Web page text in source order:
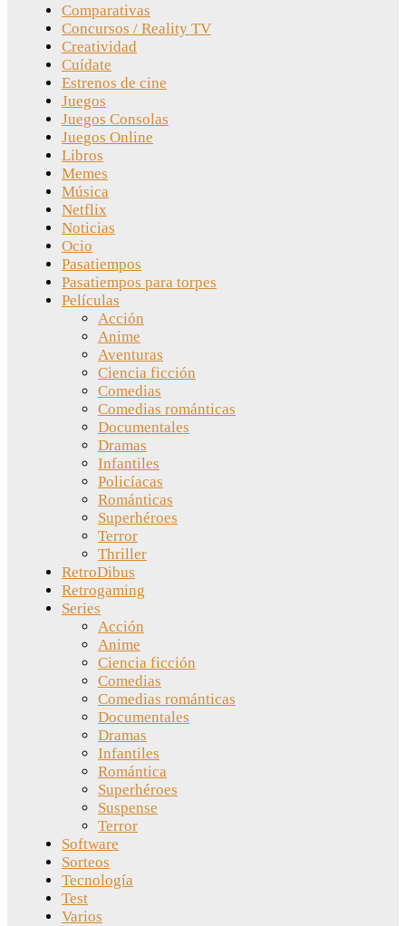
Comparativas
Concursos / Reality TV
Creatividad
Cuídate
Estrenos de cine
Juegos
Juegos Consolas
Juegos Online
Libros
Memes
Música
Netflix
Noticias
Ocio
Pasatiempos
Pasatiempos para torpes
Películas
Acción
Anime
Aventuras
Ciencia ficción
Comedias
Comedias románticas
Documentales
Dramas
Infantiles
Policíacas
Románticas
Superhéroes
Terror
Thriller
RetroDibus
Retrogaming
Series
Acción
Anime
Ciencia ficción
Comedias
Comedias románticas
Documentales
Dramas
Infantiles
Romántica
Superhéroes
Suspense
Terror
Software
Sorteos
Tecnología
Test
Varios